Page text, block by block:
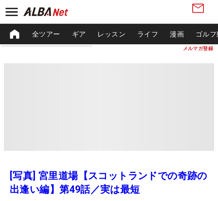
メルマガ登録
全ツアー ギア レッスン ライフ 漫画 ゴル
[写真] 宮里道場【スコットランドでの奇跡の
出逢い編】第49話／実は最短